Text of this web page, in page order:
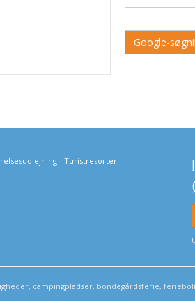
Turistresorter
campingpladser, bondegårdsferie,